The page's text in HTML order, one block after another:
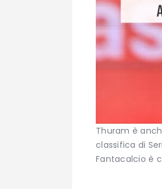
Thuram è
classifica di
Fantacalcio è